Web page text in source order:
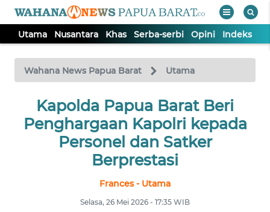
Utama Nusantara Khas Serba-serbi Opini Indeks
Wahana News Papua Barat Utama
Kapolda Papua Barat Beri
Penghargaan Kapolri kepada
Personel dan Satker
Berprestasi
Frances - Utama
Selasa, 26 Mei 2026 - 17:35 WIB
TV
Tutup
UTAMA
NUSANTARA